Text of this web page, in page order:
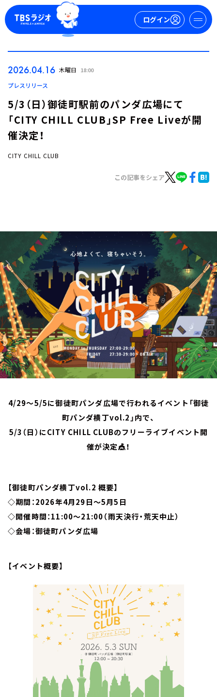
ログイン
イベント・グッズ
YouTube
会社情報
2026.04.16 木曜日 18:00
プレスリリース
5/3（日）御徒町駅前のパンダ広場にて
「CITY CHILL CLUB」SP Free Liveが開
催決定！
CITY CHILL CLUB
この記事をシェア
4/29～5/5に御徒町パンダ広場で行われるイベント「御徒
町パンダ横丁vol.2」内で、
5/3（日）にCITY CHILL CLUBのフリーライブイベント開
催が決定🎪！
【御徒町パンダ横丁vol.2 概要】
◇期間：2026年4月29日～5月5日
◇開催時間：11:00～21:00（雨天決行・荒天中止）
◇会場：御徒町パンダ広場
【イベント概要】